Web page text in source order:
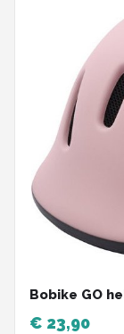
Bobike GO
€ 23,90